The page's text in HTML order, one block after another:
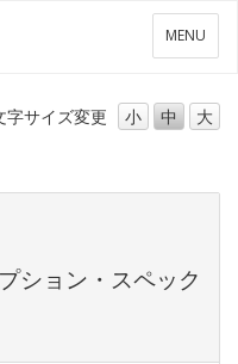
メ
ニ
ー
MENU
字サイズ変更 小 中 大
ション・スペック